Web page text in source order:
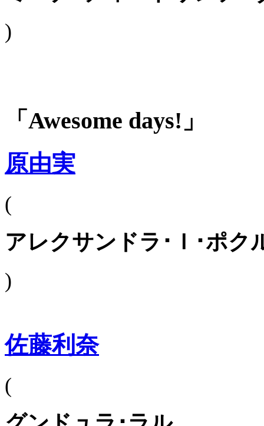
)
「Awesome days!」
原由実
(
アレクサンドラ･Ｉ･ポク
)
佐藤利奈
(